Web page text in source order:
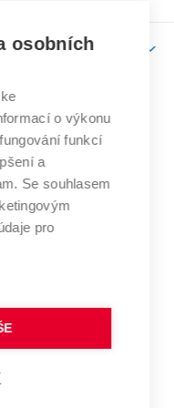
učení
technické
osobních
o výkonu
funkcí
a
Se souhlasem
pro